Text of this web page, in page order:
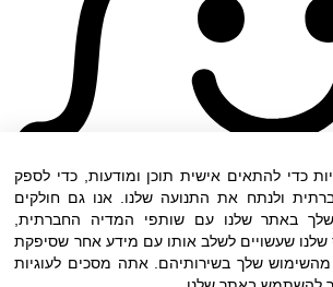
כדי להתאים אישית תוכן ומודעות, כדי לספק
ולנתח את התנועה שלנו. אנו גם חולקים
באתר שלנו עם שותפי המדיה החברתית,
שלנו שעשויים לשלב אותו עם מידע אחר שסיפקת
שלך בשירותיהם. אתה מסכים לעוגיות